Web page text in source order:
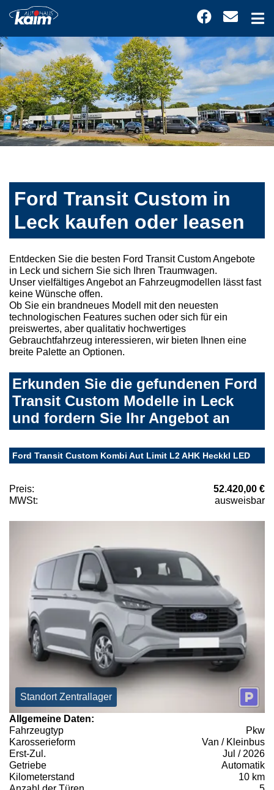
Ford Transit Custom in
Leck kaufen oder leasen
Entdecken Sie die besten Ford Transit Custom Angebote
in Leck und sichern Sie sich Ihren Traumwagen.
Unser vielfältiges Angebot an Fahrzeugmodellen lässt fast
keine Wünsche offen.
Ob Sie ein brandneues Modell mit den neuesten
technologischen Features suchen oder sich für ein
preiswertes, aber qualitativ hochwertiges
Gebrauchtfahrzeug interessieren, wir bieten Ihnen eine
breite Palette an Optionen.
Erkunden Sie die gefundenen Ford
Transit Custom Modelle in Leck
und fordern Sie Ihr Angebot an
Ford Transit Custom Kombi Aut Limit L2 AHK Heckkl LED
Preis:
52.420,00 €
MWSt:
ausweisbar
Standort Zentrallager
Allgemeine Daten:
Fahrzeugtyp
Pkw
Karosserieform
Van / Kleinbus
Erst-Zul.
Jul / 2026
Getriebe
Automatik
Kilometerstand
10 km